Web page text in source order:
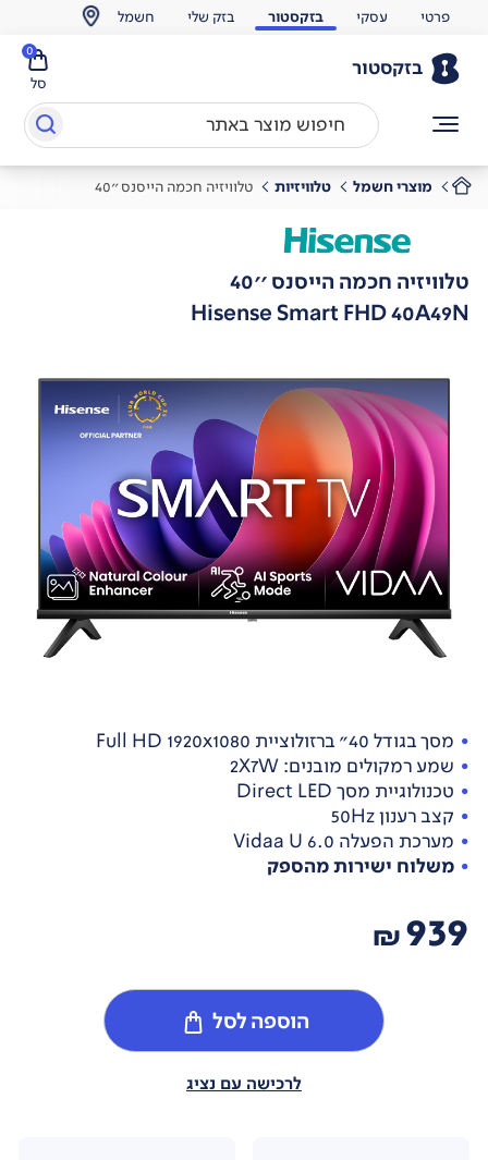
פרטי עסקי בזקסטור בזק שלי חשמל
בזקסטור
סל
0
מוצרי חשמל טלוויזיות טלוויזיה חכמה הייסנס ''40
טלוויזיה חכמה הייסנס ''40
Hisense Smart FHD 40A49N
מסך בגודל 40" ברזולוציית Full HD 1920x1080
שמע רמקולים מובנים: 2X7W
טכנולוגיית מסך Direct LED
קצב רענון 50Hz
מערכת הפעלה Vidaa U 6.0
משלוח ישירות מהספק
939
₪
הוספה לסל
לרכישה עם נציג